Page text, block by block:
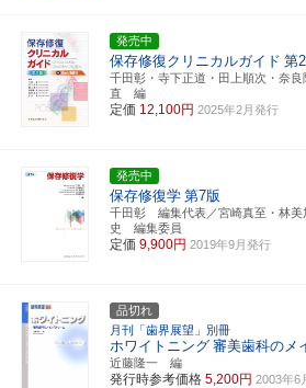
発売中
保存修復クリニカルガイド 第
千田彰・寺下正道・田上順次・奈
直 編
定価 12,100円 2025年2月発行
発売中
保存修復学 第7版
千田彰 編集代表／宮崎真至・林美
史 編集委員
定価 9,900円 2019年9月発行
品切れ
月刊「歯界展望」別冊
ホワイトニング 審美歯科のメ
近藤隆一 編
発行時参考価格 5,200円 2003年6